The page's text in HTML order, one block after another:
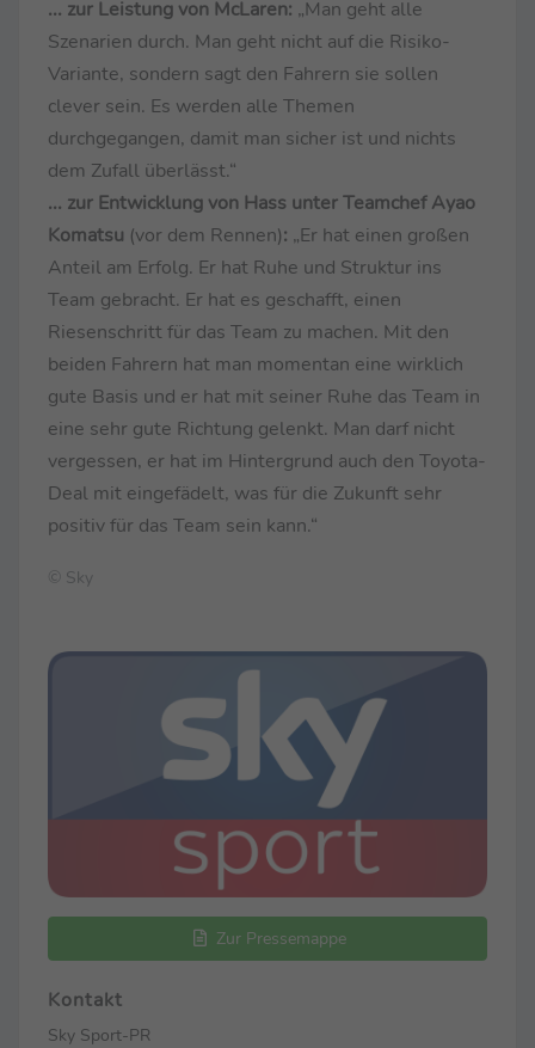
... zur Leistung von McLaren: „Man geht alle
Szenarien durch. Man geht nicht auf die Risiko-
Variante, sondern sagt den Fahrern sie sollen
clever sein. Es werden alle Themen
durchgegangen, damit man sicher ist und nichts
dem Zufall überlässt.“
... zur Entwicklung von Hass unter Teamchef Ayao
Komatsu (vor dem Rennen): „Er hat einen großen
Anteil am Erfolg. Er hat Ruhe und Struktur ins
Team gebracht. Er hat es geschafft, einen
Riesenschritt für das Team zu machen. Mit den
beiden Fahrern hat man momentan eine wirklich
gute Basis und er hat mit seiner Ruhe das Team in
eine sehr gute Richtung gelenkt. Man darf nicht
vergessen, er hat im Hintergrund auch den Toyota-
Deal mit eingefädelt, was für die Zukunft sehr
positiv für das Team sein kann.“
© Sky
Zur Pressemappe
Kontakt
Sky Sport-PR